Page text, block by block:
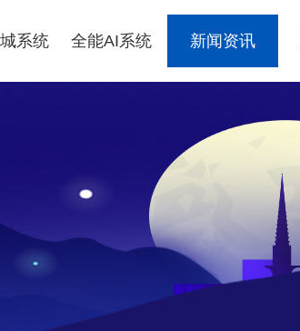
系统 全能AI系统 新闻资讯